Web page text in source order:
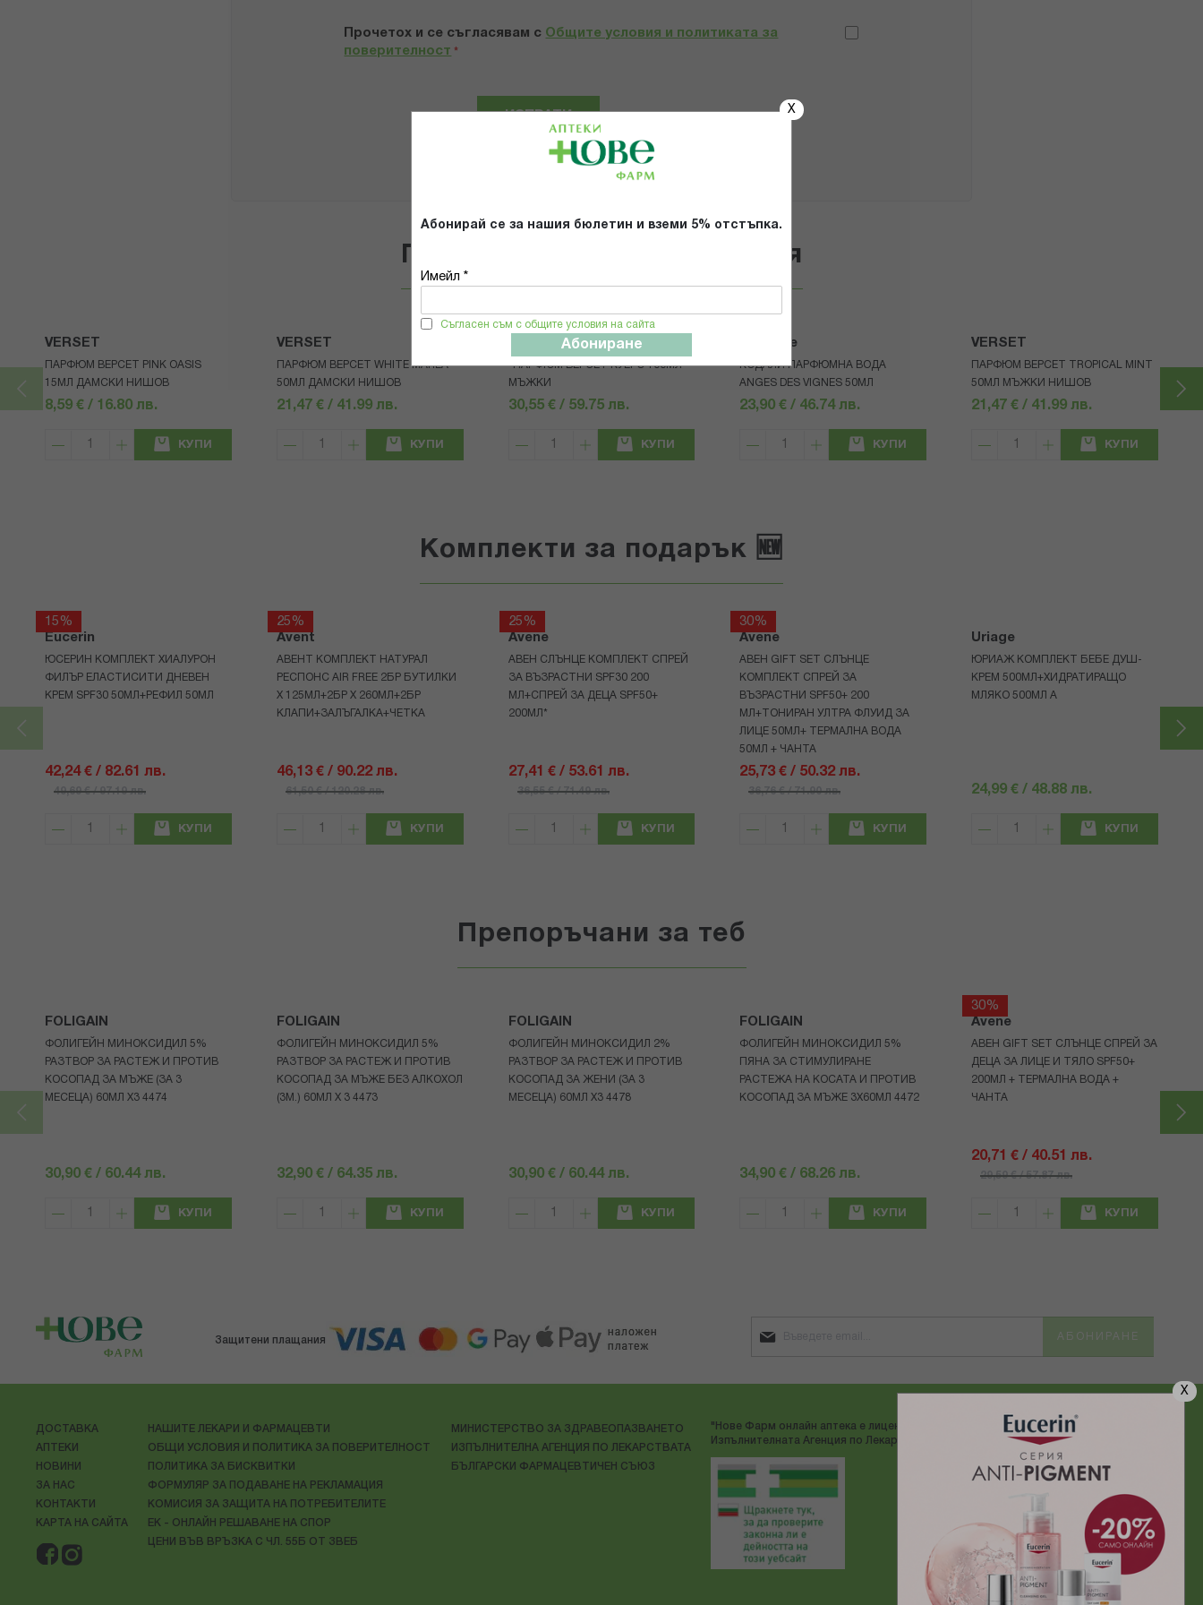
X
X
Абонирай се за нашия бюлетин и вземи 5% отстъпка.
Имейл *
Съгласен съм с общите условия на сайта
Абониране
Прочетох и се съгласявам с Общите условия и политиката за
поверителност *
Популярни в тази категория
VERSET
ПАРФЮМ ВЕРСЕТ PINK OASIS
15МЛ ДАМСКИ НИШОВ
8,59 € / 16.80 лв.
КУПИ
VERSET
ПАРФЮМ ВЕРСЕТ WHITE MAREA
50МЛ ДАМСКИ НИШОВ
21,47 € / 41.99 лв.
КУПИ
VERSET
*ПАРФЮМ ВЕРСЕТ КУЕРО 100МЛ
МЪЖКИ
30,55 € / 59.75 лв.
КУПИ
Caudalie
КОДАЛИ ПАРФЮМНА ВОДА
ANGES DES VIGNES 50МЛ
23,90 € / 46.74 лв.
КУПИ
VERSET
ПАРФЮМ ВЕРСЕТ TROPICAL MINT
50МЛ МЪЖКИ НИШОВ
21,47 € / 41.99 лв.
КУПИ
Комплекти за подарък 🆕
15%
Eucerin
ЮСЕРИН КОМПЛЕКТ ХИАЛУРОН
ФИЛЪР ЕЛАСТИСИТИ ДНЕВЕН
КРЕМ SPF30 50МЛ+РЕФИЛ 50МЛ
42,24 € / 82.61 лв.
49,69 € / 97.19 лв.
КУПИ
25%
Avent
АВЕНТ КОМПЛЕКТ НАТУРАЛ
РЕСПОНС AIR FREE 2БР БУТИЛКИ
Х 125МЛ+2БР Х 260МЛ+2БР
КЛАПИ+ЗАЛЪГАЛКА+ЧЕТКА
46,13 € / 90.22 лв.
61,50 € / 120.28 лв.
КУПИ
25%
Avene
АВЕН СЛЪНЦЕ КОМПЛЕКТ СПРЕЙ
ЗА ВЪЗРАСТНИ SPF30 200
МЛ+СПРЕЙ ЗА ДЕЦА SPF50+
200МЛ*
27,41 € / 53.61 лв.
36,55 € / 71.49 лв.
КУПИ
30%
Avene
АВЕН GIFT SET СЛЪНЦЕ
КОМПЛЕКТ СПРЕЙ ЗА
ВЪЗРАСТНИ SPF50+ 200
МЛ+ТОНИРАН УЛТРА ФЛУИД ЗА
ЛИЦЕ 50МЛ+ ТЕРМАЛНА ВОДА
50МЛ + ЧАНТА
25,73 € / 50.32 лв.
36,76 € / 71.90 лв.
КУПИ
Uriage
ЮРИАЖ КОМПЛЕКТ БЕБЕ ДУШ-
КРЕМ 500МЛ+ХИДРАТИРАЩО
МЛЯКО 500МЛ A
24,99 € / 48.88 лв.
КУПИ
Препоръчани за теб
FOLIGAIN
ФОЛИГЕЙН МИНОКСИДИЛ 5%
РАЗТВОР ЗА РАСТЕЖ И ПРОТИВ
КОСОПАД ЗА МЪЖЕ (ЗА 3
МЕСЕЦА) 60МЛ X3 4474
30,90 € / 60.44 лв.
КУПИ
FOLIGAIN
ФОЛИГЕЙН МИНОКСИДИЛ 5%
РАЗТВОР ЗА РАСТЕЖ И ПРОТИВ
КОСОПАД ЗА МЪЖЕ БЕЗ АЛКОХОЛ
(3М.) 60МЛ X 3 4473
32,90 € / 64.35 лв.
КУПИ
FOLIGAIN
ФОЛИГЕЙН МИНОКСИДИЛ 2%
РАЗТВОР ЗА РАСТЕЖ И ПРОТИВ
КОСОПАД ЗА ЖЕНИ (ЗА 3
МЕСЕЦА) 60МЛ X3 4478
30,90 € / 60.44 лв.
КУПИ
FOLIGAIN
ФОЛИГЕЙН МИНОКСИДИЛ 5%
ПЯНА ЗА СТИМУЛИРАНЕ
РАСТЕЖА НА КОСАТА И ПРОТИВ
КОСОПАД ЗА МЪЖЕ 3X60МЛ 4472
34,90 € / 68.26 лв.
КУПИ
30%
Avene
АВЕН GIFT SET СЛЪНЦЕ СПРЕЙ ЗА
ДЕЦА ЗА ЛИЦЕ И ТЯЛО SPF50+
200МЛ + ТЕРМАЛНА ВОДА +
ЧАНТА
20,71 € / 40.51 лв.
29,59 € / 57.87 лв.
КУПИ
Защитени плащания АБОНИРАНЕ
ДОСТАВКА
АПТЕКИ
НОВИНИ
ЗА НАС
КОНТАКТИ
КАРТА НА САЙТА
НАШИТЕ ЛЕКАРИ И ФАРМАЦЕВТИ
ОБЩИ УСЛОВИЯ И ПОЛИТИКА ЗА ПОВЕРИТЕЛНОСТ
ПОЛИТИКА ЗА БИСКВИТКИ
ФОРМУЛЯР ЗА ПОДАВАНЕ НА РЕКЛАМАЦИЯ
КОМИСИЯ ЗА ЗАЩИТА НА ПОТРЕБИТЕЛИТЕ
ЕК - ОНЛАЙН РЕШАВАНЕ НА СПОР
ЦЕНИ ВЪВ ВРЪЗКА С ЧЛ. 55Б ОТ ЗВЕБ
МИНИСТЕРСТВО ЗА ЗДРАВЕОПАЗВАНЕТО
ИЗПЪЛНИТЕЛНА АГЕНЦИЯ ПО ЛЕКАРСТВАТА
БЪЛГАРСКИ ФАРМАЦЕВТИЧЕН СЪЮЗ
"Нове Фарм онлайн аптека е лицензирана от
Изпълнителната Агенция по Лекарствата"
ДОСТАВЯМЕ С: